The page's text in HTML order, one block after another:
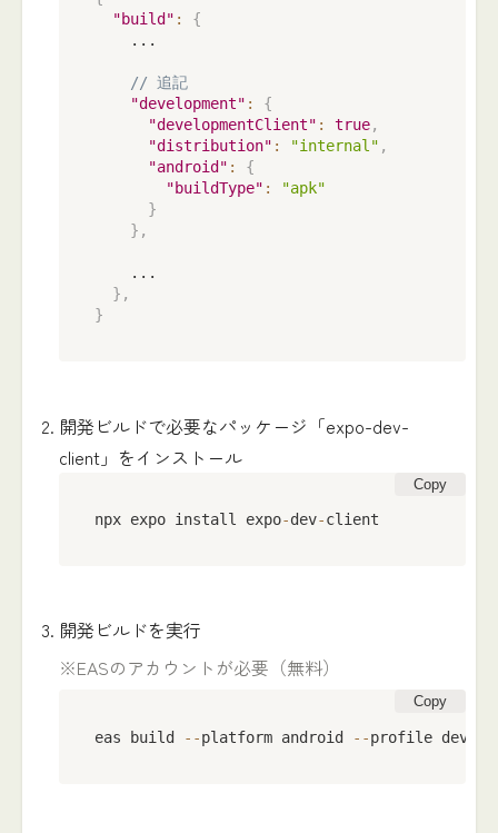
"build" :
{
// 追記
"development" :
{
"developmentClient" : true,
"distribution" : "internal" ,
"android" :
{
"buildType" :
"apk"
}
} ,
    ...
} ,
}
開発ビルドで必要なパッケージ「expo-dev-
client」をインストール
Copy
npx expo install expo-dev-client
開発ビルドを実行
※EASのアカウントが必要（無料）
Copy
eas build --platform android --profile